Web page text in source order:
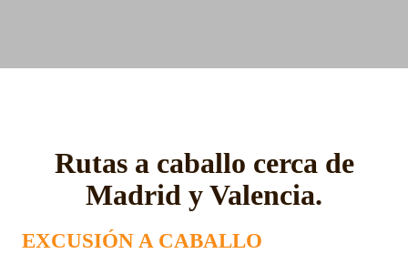
Rutas a caballo cerca de
Madrid y Valencia.
EXCUSIÓN A CABALLO